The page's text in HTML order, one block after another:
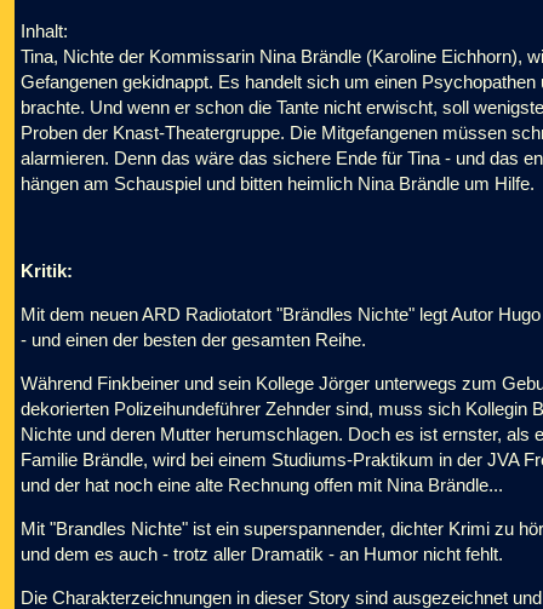
Inhalt:
Tina, Nichte der Kommissarin Nina Brändle (Karoline Eichhorn),
Gefangenen gekidnappt. Es handelt sich um einen
brachte. Und wenn er schon die Tante nicht erwischt, soll
Proben der Knast-Theatergruppe. Die Mitgefangenen müssen
alarmieren. Denn das wäre das sichere Ende für Tina - und das
hängen am Schauspiel und bitten heimlich Nina Brändle um Hilfe.
Kritik:
Mit dem neuen ARD Radiotatort "Brändles Nichte" legt Autor
- und einen der besten der gesamten Reihe.
Während Finkbeiner und sein Kollege Jörger unterwegs zum
dekorierten Polizeihundeführer Zehnder sind, muss sich Kollegin
Nichte und deren Mutter herumschlagen. Doch es ist ernster, als
Familie Brändle, wird bei einem Studiums-Praktikum in der JVA
und der hat noch eine alte Rechnung offen mit Nina Brändle...
Mit "Brandles Nichte" ist ein superspannender, dichter Krimi zu
und dem es auch - trotz aller Dramatik - an Humor nicht fehlt.
Die Charakterzeichnungen in dieser Story sind ausgezeichnet